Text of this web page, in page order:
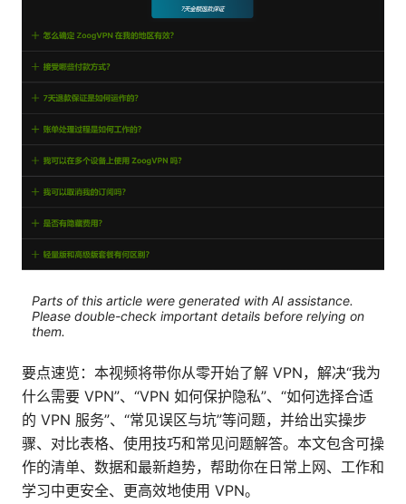
Parts of this article were generated with AI assistance.
Please double-check important details before relying on
them.
要点速览：本视频将带你从零开始了解 VPN，解决“我为
什么需要 VPN”、“VPN 如何保护隐私”、“如何选择合适
的 VPN 服务”、“常见误区与坑”等问题，并给出实操步
骤、对比表格、使用技巧和常见问题解答。本文包含可操
作的清单、数据和最新趋势，帮助你在日常上网、工作和
学习中更安全、更高效地使用 VPN。